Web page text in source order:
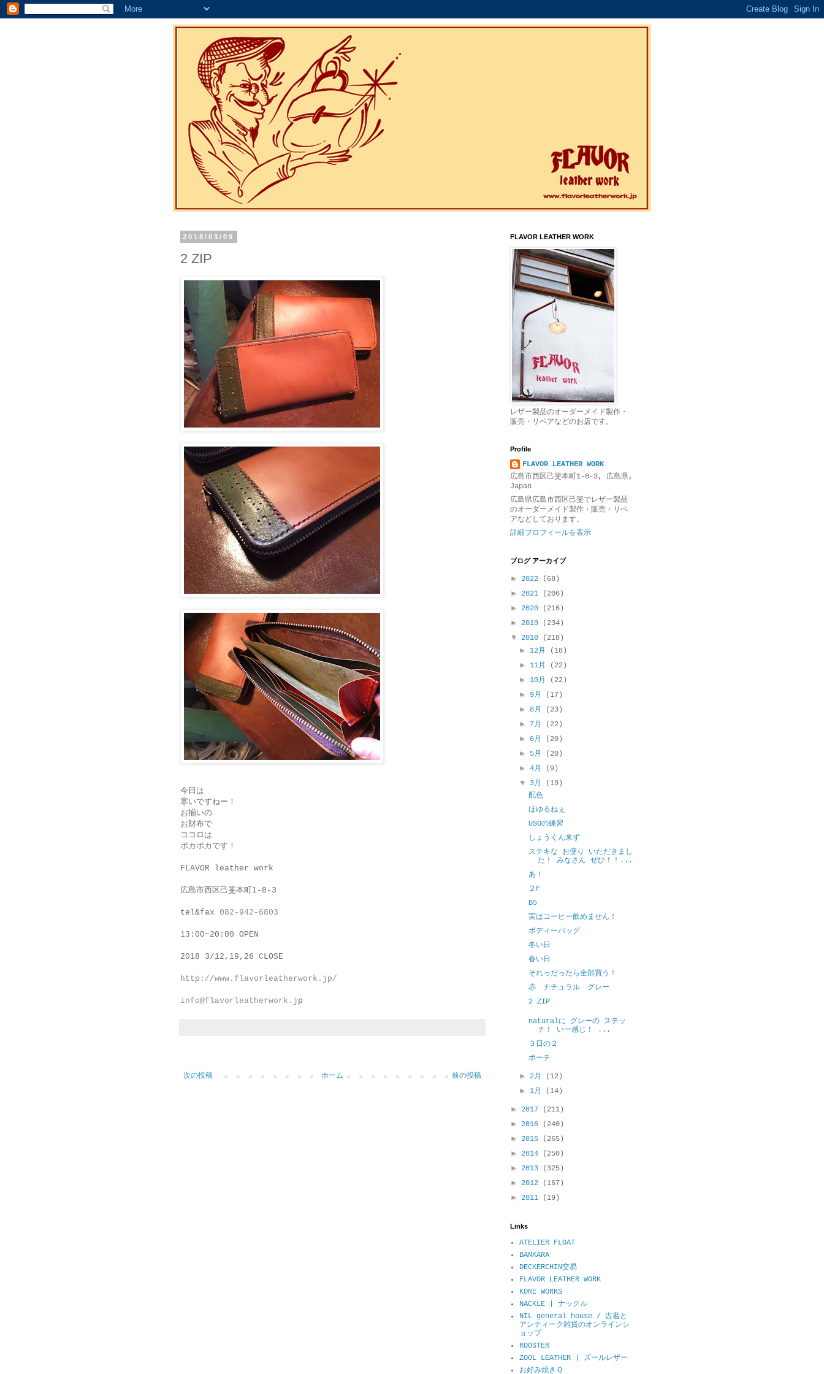
2018/03/09
2 ZIP
今日は
寒いですねー！
お揃いの
お財布で
ココロは
ポカポカです！
FLAVOR leather work
広島市西区己斐本町1-8-3
tel&fax 082-942-6803
13:00~20:00 OPEN
2018 3/12,19,26 CLOSE
http://www.flavorleatherwork.jp/
info@flavorleatherwork.j p
次の投稿 前の投稿
ホーム
FLAVOR LEATHER WORK
レザー製品のオーダーメイド製作・
販売・リペアなどのお店です。
Profile
FLAVOR LEATHER WORK
広島市西区己斐本町1-8-3, 広島県,
Japan
広島県広島市西区己斐でレザー製品
のオーダーメイド製作・販売・リペ
アなどしております。
詳細プロフィールを表示
ブログ アーカイブ
► 2022
(68)
► 2021
(206)
► 2020
(216)
► 2019
(234)
▼ 2018
(218)
►12月
(18)
►11月
(22)
►10月
(22)
►9月
(17)
►8月
(23)
► 7月
(22)
► 6月
(20)
► 5月
(20)
►4月
(9)
▼ 3月
(19)
配色
ほゆるねぇ
USOの練習
しょうくん来ず
ステキな お便り いただきまし
た！ みなさん ぜひ！！...
あ！
２F
B5
実はコーヒー飲めません！
ボディーバッグ
冬い日
春い日
それっだったら全部買う！
赤 ナチュラル グレー
2 ZIP
naturalに グレーの ステッ
チ！ いー感じ！ ...
３日の２
ポーチ
►2月
(12)
►1月 (14)
► 2017
(211)
► 2016
(240)
► 2015
(265)
► 2014
(250)
► 2013
(325)
► 2012
(167)
► 2011 (19)
Links
ATELIER FLOAT
BANKARA
DECKERCHIN交易
FLAVOR LEATHER WORK
KORE WORKS
NACKLE | ナックル
NIL general house / 古着と
アンティーク雑貨のオンラインシ
ョップ
ROOSTER
ZOOL LEATHER | ズールレザー
お好み焼きＱ